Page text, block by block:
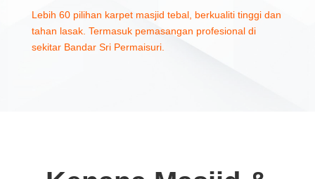
Lebih 60 pilihan karpet masjid tebal, berkualiti tinggi dan
tahan lasak. Termasuk pemasangan profesional di
sekitar Bandar Sri Permaisuri.